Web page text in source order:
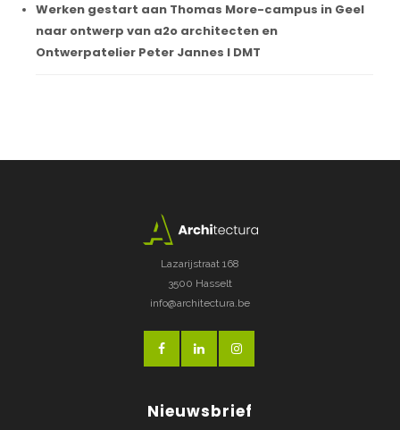
Werken gestart aan Thomas More-campus in Geel
naar ontwerp van a2o architecten en
Ontwerpatelier Peter Jannes I DMT
Lazarijstraat 168
3500 Hasselt
info@architectura.be
Nieuwsbrief